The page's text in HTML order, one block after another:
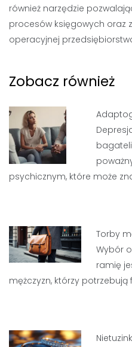
również narzędzie
procesów księgowych oraz
operacyjnej
Zobacz również
psychicznym, które może
Torby
Wybór
ramię
mężczyzn, którzy